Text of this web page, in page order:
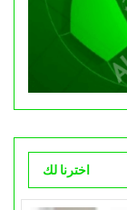
اخترنا لك